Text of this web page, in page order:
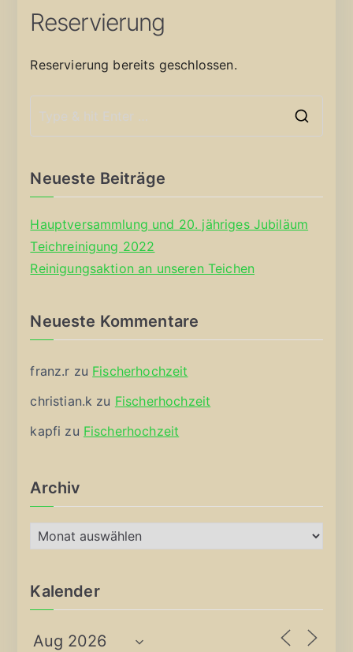
Reservierung
Reservierung bereits geschlossen.
Neueste Beiträge
Hauptversammlung und 20. jähriges Jubiläum
Teichreinigung 2022
Reinigungsaktion an unseren Teichen
Neueste Kommentare
franz.r zu Fischerhochzeit
christian.k zu Fischerhochzeit
kapfi zu Fischerhochzeit
Archiv
r
h
v
Kalender